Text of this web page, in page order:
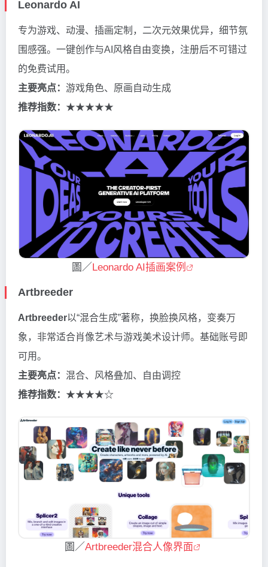
Leonardo AI
专为游戏、动漫、插画定制，二次元效果优异，细节氛
围感强。一键创作与AI风格自由变换，注册后不可错过
的免费试用。
主要亮点： 游戏角色、原画自动生成
推荐指数： ★★★★★
圖／Leonardo AI插画案例
Artbreeder
Artbreeder以“混合生成”著称，换脸换风格，变奏万
象，非常适合肖像艺术与游戏美术设计师。基础账号即
可用。
主要亮点： 混合、风格叠加、自由调控
推荐指数： ★★★★☆
圖／Artbreeder混合人像界面